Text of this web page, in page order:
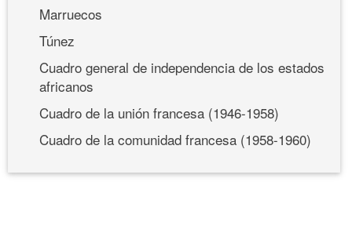
Marruecos
Túnez
Cuadro general de independencia de los estados
africanos
Cuadro de la unión francesa (1946-1958)
Cuadro de la comunidad francesa (1958-1960)